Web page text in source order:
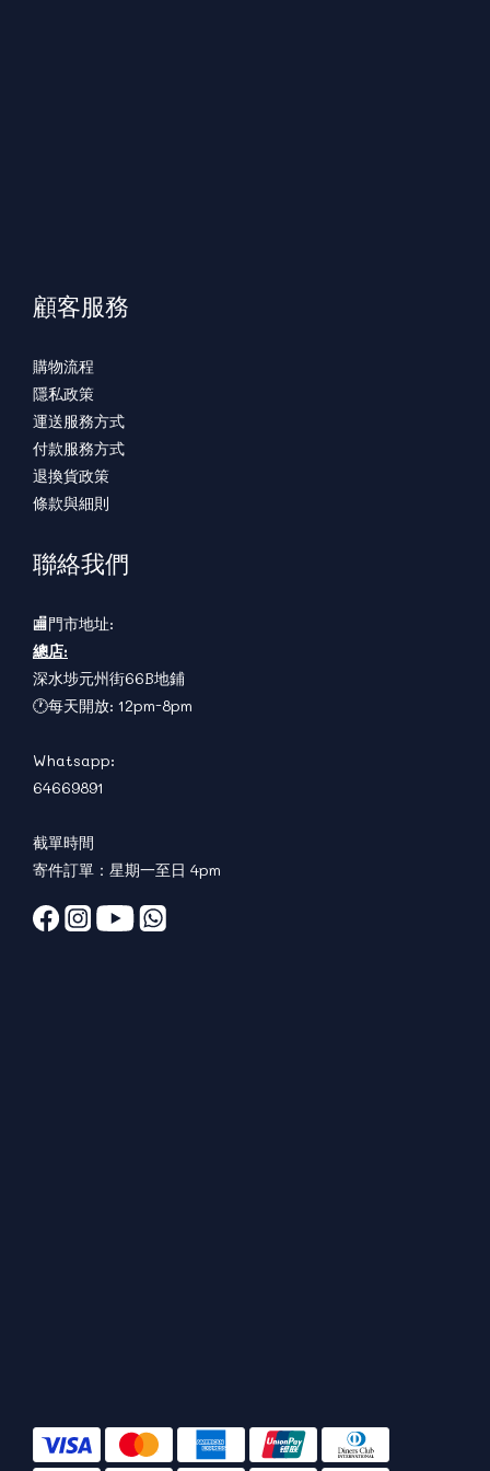
顧客服務
購物流程
隱私政策
運送服務方式
付款服務方式
退換貨政策
條款與細則
聯絡我們
🏬門市地址:
總店:
深水埗元州街66B地鋪
🕐每天開放: 12pm-8pm
Whatsapp:
64669891
截單時間
寄件訂單：星期一至日 4pm